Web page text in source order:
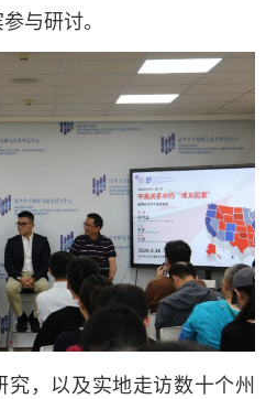
与研讨。
究，以及实地走访数十个州